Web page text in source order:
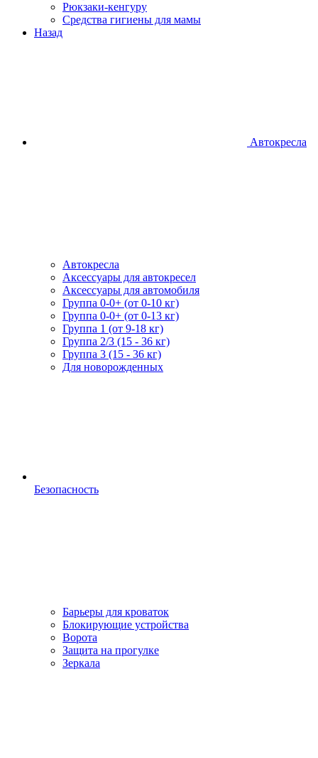
Рюкзаки-кенгуру
Средства гигиены для мамы
Назад
Автокресла
Автокресла
Аксессуары для автокресел
Аксессуары для автомобиля
Группа 0-0+ (от 0-10 кг)
Группа 0-0+ (от 0-13 кг)
Группа 1 (от 9-18 кг)
Группа 2/3 (15 - 36 кг)
Группа 3 (15 - 36 кг)
Для новорожденных
Безопасность
Барьеры для кроваток
Блокирующие устройства
Ворота
Защита на прогулке
Зеркала